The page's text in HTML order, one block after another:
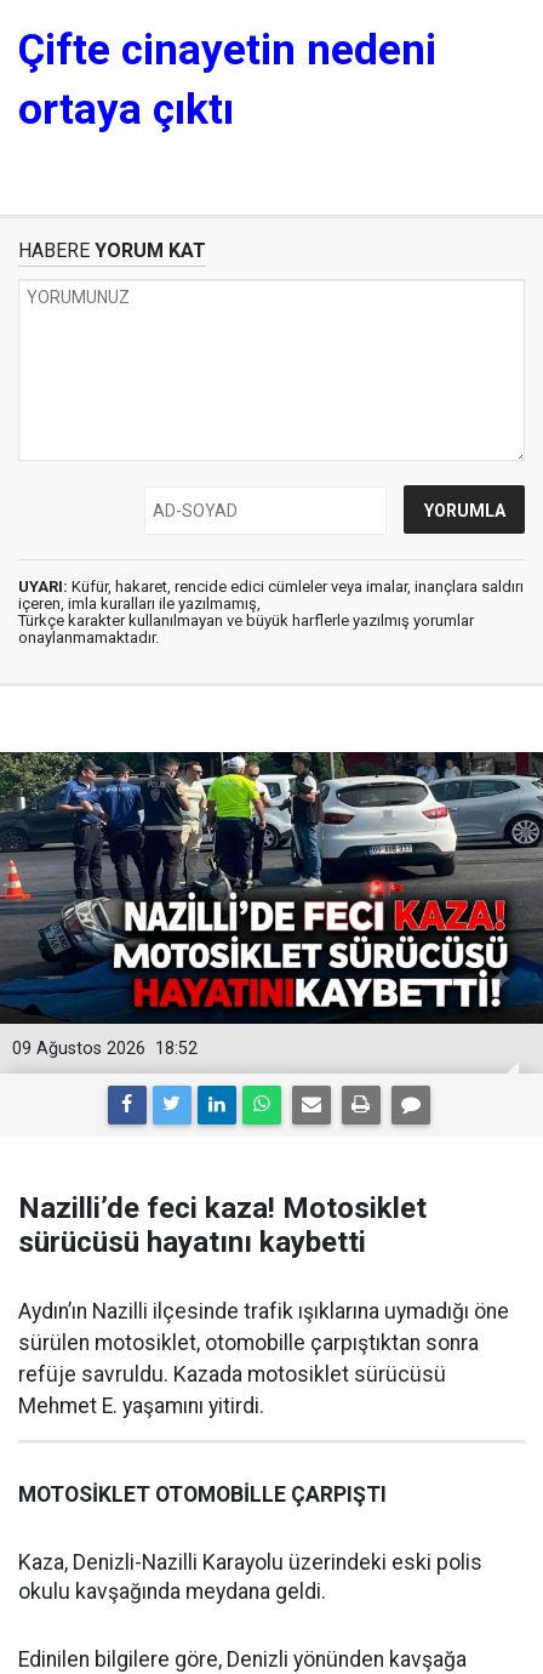
Çifte cinayetin nedeni
ortaya çıktı
HABERE YORUM KAT
UYARI: Küfür, hakaret, rencide edici cümleler veya imalar, inançlara saldırı
içeren, imla kuralları ile yazılmamış,
Türkçe karakter kullanılmayan ve büyük harflerle yazılmış yorumlar
onaylanmamaktadır.
18:52
09 Ağustos 2026
Nazilli’de feci kaza! Motosiklet
sürücüsü hayatını kaybetti
Aydın’ın Nazilli ilçesinde trafik ışıklarına uymadığı öne
sürülen motosiklet, otomobille çarpıştıktan sonra
refüje savruldu. Kazada motosiklet sürücüsü
Mehmet E. yaşamını yitirdi.
MOTOSİKLET OTOMOBİLLE ÇARPIŞTI
Kaza, Denizli-Nazilli Karayolu üzerindeki eski polis
okulu kavşağında meydana geldi.
Edinilen bilgilere göre, Denizli yönünden kavşağa